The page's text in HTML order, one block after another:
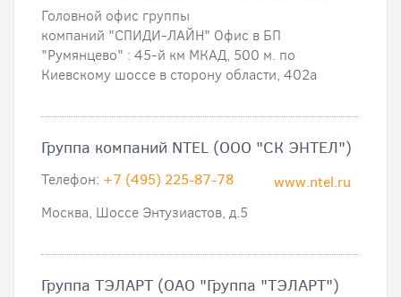
Головной офис группы
компаний "СПИДИ-ЛАЙН" Офис в БП
"Румянцево" : 45-й км МКАД, 500 м. по
Киевскому шоссе в сторону области, 402а
Группа компаний NTEL (ООО "СК ЭНТЕЛ")
www.ntel.ru
Телефон: +7 (495) 225-87-78
Москва, Шоссе Энтузиастов, д.5
Группа ТЭЛАРТ (ОАО "Группа "ТЭЛАРТ")